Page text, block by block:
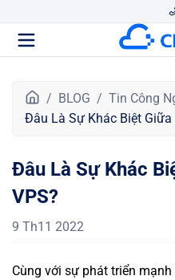
r
g
c
h
ủ
BLOG
Tin Công
Đâu Là Sự Khác Biệt Giữa
Đâu Là Sự Khác
VPS?
9 Th11 2022
Cùng với sự phát triển